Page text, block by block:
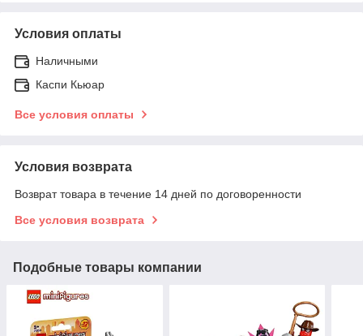
Условия оплаты
Наличными
Каспи Кьюар
Все условия оплаты
Условия возврата
Возврат товара в течение 14 дней по договоренности
Все условия возврата
Подобные товары компании